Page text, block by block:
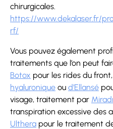
chirurgicales.
https://www.dekalaser.fr/
rf/
Vous pouvez également
traitements que l’on peut
Botox pour les rides du front,
hyaluronique ou d’Ellansé
visage, traitement par
transpiration excessive des
Ulthera pour le traitement